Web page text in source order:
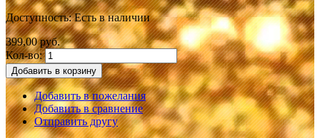
Доступность:Есть в наличии
399,00 руб.
Кол-во:
Добавить в корзину
Добавить в пожелания
Добавить в сравнение
Отправить другу